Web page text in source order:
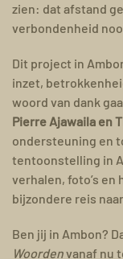
zien: dat afstand
verbondenheid
Dit project in
inzet,
woord van dank
Pierre Ajawaila en
ondersteuning en
tentoonstelling in
verhalen, foto’s en
bijzondere reis
Ben jij in Ambon?
Woordenvanaf nu